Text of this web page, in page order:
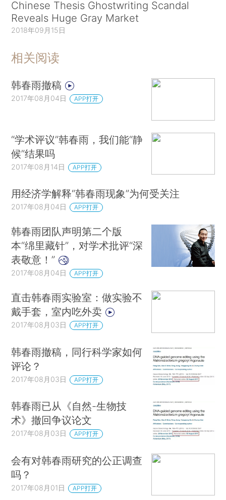
Chinese Thesis Ghostwriting Scandal
Reveals Huge Gray Market
2018年09月15日
相关阅读
韩春雨撤稿
2017年08月04日 APP打开
“学术评议”韩春雨，我们能“静
候”结果吗
2017年08月14日 APP打开
用经济学解释“韩春雨现象”为何受关注
2017年08月04日 APP打开
韩春雨团队声明第二个版
本“绵里藏针”，对学术批评“深
表敬意！”
2017年08月04日 APP打开
直击韩春雨实验室：做实验不
戴手套，室内吃外卖
2017年08月03日 APP打开
韩春雨撤稿，同行科学家如何
评论？
2017年08月03日 APP打开
韩春雨已从《自然-生物技
术》撤回争议论文
2017年08月03日 APP打开
会有对韩春雨研究的公正调查
吗？
2017年08月01日 APP打开